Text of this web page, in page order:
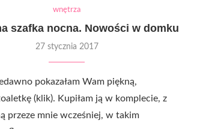
wnętrza
szafka nocna. Nowości w domku
27 stycznia 2017
pokazałam Wam piękną,
(klik). Kupiłam ją w komplecie, z
przeze mnie wcześniej, w takim